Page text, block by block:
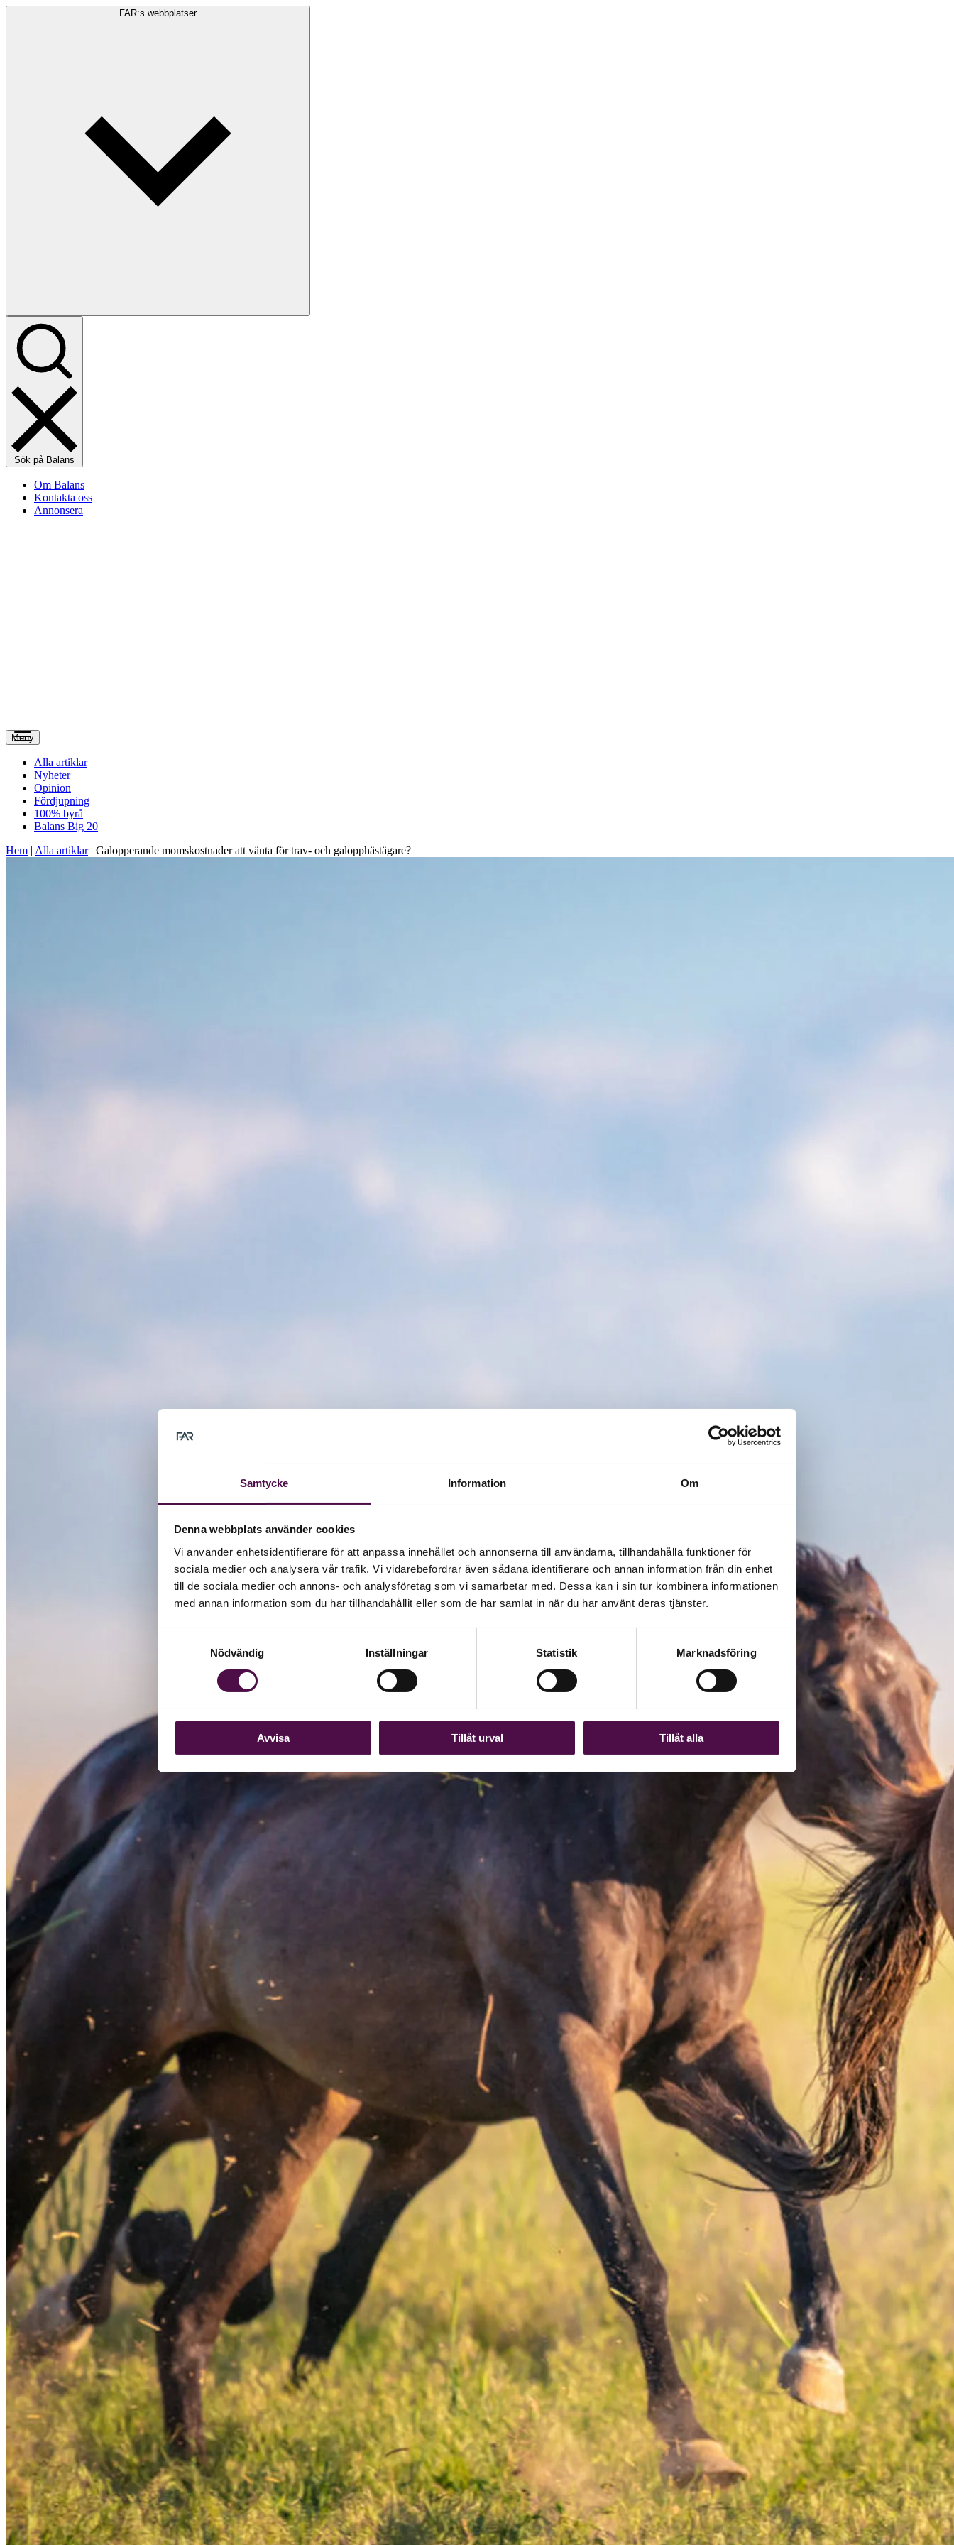
Samtycke Information Om
Denna webbplats använder cookies
Vi använder enhetsidentifierare för att anpassa innehållet och annonserna till användarna, tillhandahålla funktioner för
sociala medier och analysera vår trafik. Vi vidarebefordrar även sådana identifierare och annan information från din enhet
till de sociala medier och annons- och analysföretag som vi samarbetar med. Dessa kan i sin tur kombinera informationen
med annan information som du har tillhandahållit eller som de har samlat in när du har använt deras tjänster.
Nödvändig
Inställningar Statistik Marknadsföring
Avvisa Tillåt urval Tillåt alla
FAR:s webbplatser
Sök på Balans
Om Balans
Kontakta oss
Annonsera
Meny
Alla artiklar
Nyheter
Opinion
Fördjupning
100% byrå
Balans Big 20
Hem | Alla artiklar| Galopperande momskostnader att vänta för trav- och galopphästägare?